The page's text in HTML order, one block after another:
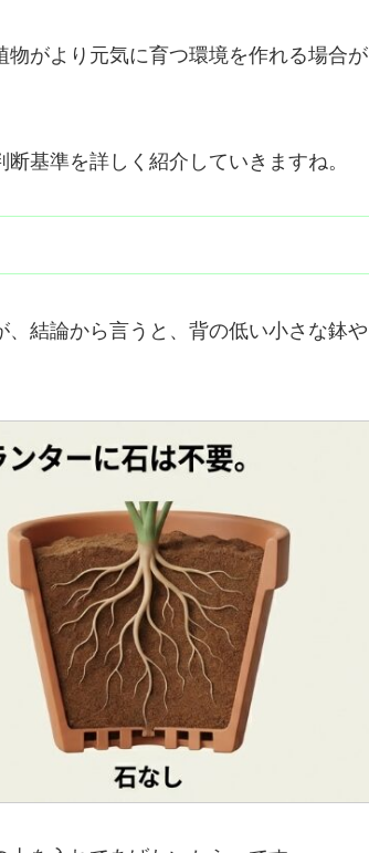
がより元気に育つ環境を作れる場合が
基準を詳しく紹介していきますね。
結論から言うと、背の低い小さな鉢や